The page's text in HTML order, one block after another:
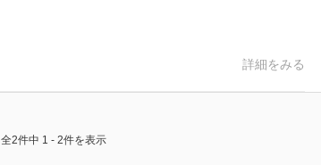
詳細をみる
全2件中 1 - 2件を表示